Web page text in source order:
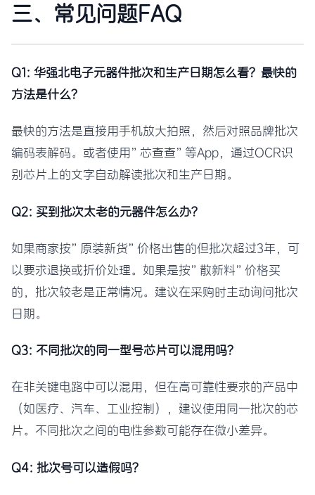
三、常见问题FAQ
Q1: 华强北电子元器件批次和生产日期怎么看？最快的
方法是什么？
最快的方法是直接用手机放大拍照，然后对照品牌批次
编码表解码。或者使用”芯查查”等App，通过OCR识
别芯片上的文字自动解读批次和生产日期。
Q2: 买到批次太老的元器件怎么办？
如果商家按”原装新货”价格出售的但批次超过3年，可
以要求退换或折价处理。如果是按”散新料”价格买
的，批次较老是正常情况。建议在采购时主动询问批次
日期。
Q3: 不同批次的同一型号芯片可以混用吗？
在非关键电路中可以混用，但在高可靠性要求的产品中
（如医疗、汽车、工业控制），建议使用同一批次的芯
片。不同批次之间的电性参数可能存在微小差异。
Q4: 批次号可以造假吗？